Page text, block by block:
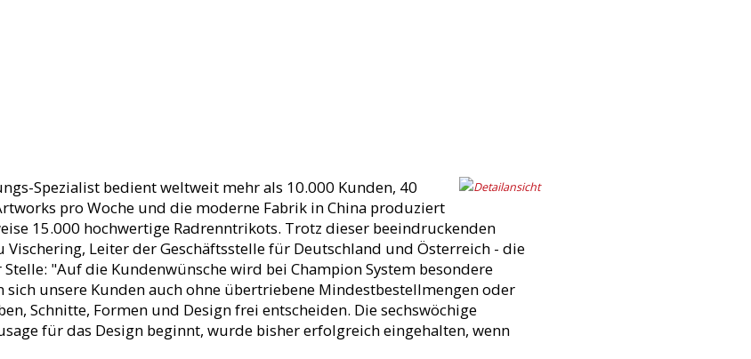
Spezialist bedient weltweit mehr als 10.000 Kunden, 40
pro Woche und die moderne Fabrik in China produziert
15.000 hochwertige Radrenntrikots. Trotz dieser beeindruckenden
Vischering, Leiter der Geschäftsstelle für Deutschland und Österreich - die
"Auf die Kundenwünsche wird bei Champion System besondere
sich unsere Kunden auch ohne übertriebene Mindestbestellmengen oder
Schnitte, Formen und Design frei entscheiden. Die sechswöchige
für das Design beginnt, wurde bisher erfolgreich eingehalten, wenn